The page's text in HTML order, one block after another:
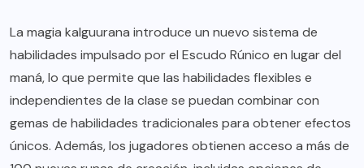
La magia kalguurana introduce un nuevo sistema de
habilidades impulsado por el Escudo Rúnico en lugar del
maná, lo que permite que las habilidades flexibles e
independientes de la clase se puedan combinar con
gemas de habilidades tradicionales para obtener efectos
únicos. Además, los jugadores obtienen acceso a más de